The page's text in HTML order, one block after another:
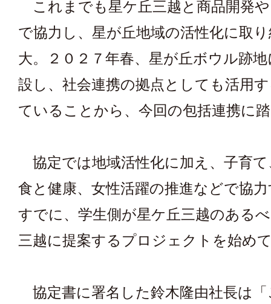
これまでも星ケ丘三越と商品開発
で協力し、星が丘地域の活性化に取
大。２０２７年春、星が丘ボウル跡
設し、社会連携の拠点としても活用
ていることから、今回の包括連携に
協定では地域活性化に加え、子育て
食と健康、女性活躍の推進などで協
すでに、学生側が星ケ丘三越のある
三越に提案するプロジェクトを始め
協定書に署名した鈴木隆由社長は